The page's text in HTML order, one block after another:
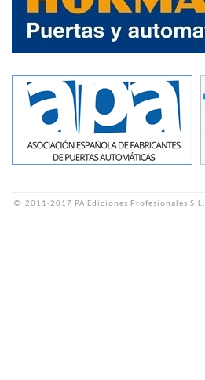
© 2011-2017 PA Ediciones Profesionales S.L.